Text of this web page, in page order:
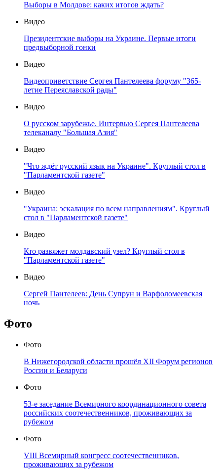
Выборы в Молдове: каких итогов ждать?
Видео
Президентские выборы на Украине. Первые итоги
предвыборной гонки
Видео
Видеоприветствие Сергея Пантелеева форуму "365-
летие Переяславской рады"
Видео
О русском зарубежье. Интервью Сергея Пантелеева
телеканалу "Большая Азия"
Видео
"Что ждёт русский язык на Украине". Круглый стол в
"Парламентской газете"
Видео
"Украина: эскалация по всем направлениям". Круглый
стол в "Парламентской газете"
Видео
Кто развяжет молдавский узел? Круглый стол в
"Парламентской газете"
Видео
Сергей Пантелеев: День Супрун и Варфоломеевская
ночь
Фото
Фото
В Нижегородской области прошёл XII Форум регионов
России и Беларуси
Фото
53-е заседание Всемирного координационного совета
российских соотечественников, проживающих за
рубежом
Фото
VIII Всемирный конгресс соотечественников,
проживающих за рубежом